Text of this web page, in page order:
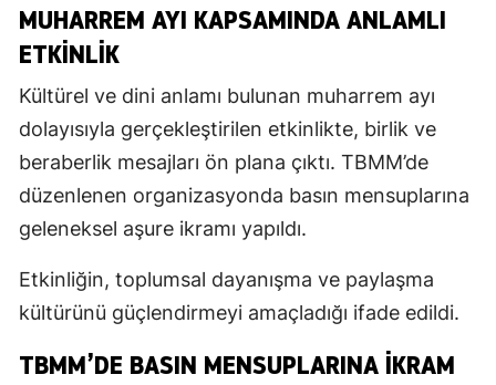
MUHARREM AYI KAPSAMINDA ANLAMLI
ETKINLIK
Kültürel ve dini anlamı bulunan muharrem ayı
dolayısıyla gerçekleştirilen etkinlikte, birlik ve
beraberlik mesajları ön plana çıktı. TBMM’de
düzenlenen organizasyonda basın mensuplarına
geleneksel aşure ikramı yapıldı.
Etkinliğin, toplumsal dayanışma ve paylaşma
kültürünü güçlendirmeyi amaçladığı ifade edildi.
TBMM’DE BASIN MENSUPLARINA IKRAM